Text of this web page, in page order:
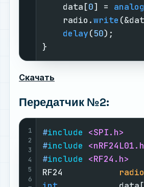
    data[
0] =
    radio.
write
delay(50
}
Скачать
Передатчик №2:
1
2
3
4
5
6
#include <SPI.h>
#include
#include <RF24.h>
RF24 radio